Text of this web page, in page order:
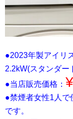
●2023年製アイリ
2.2kW(スタンダー
●当店販売価格： ¥
●禁煙者女性1人で
です。